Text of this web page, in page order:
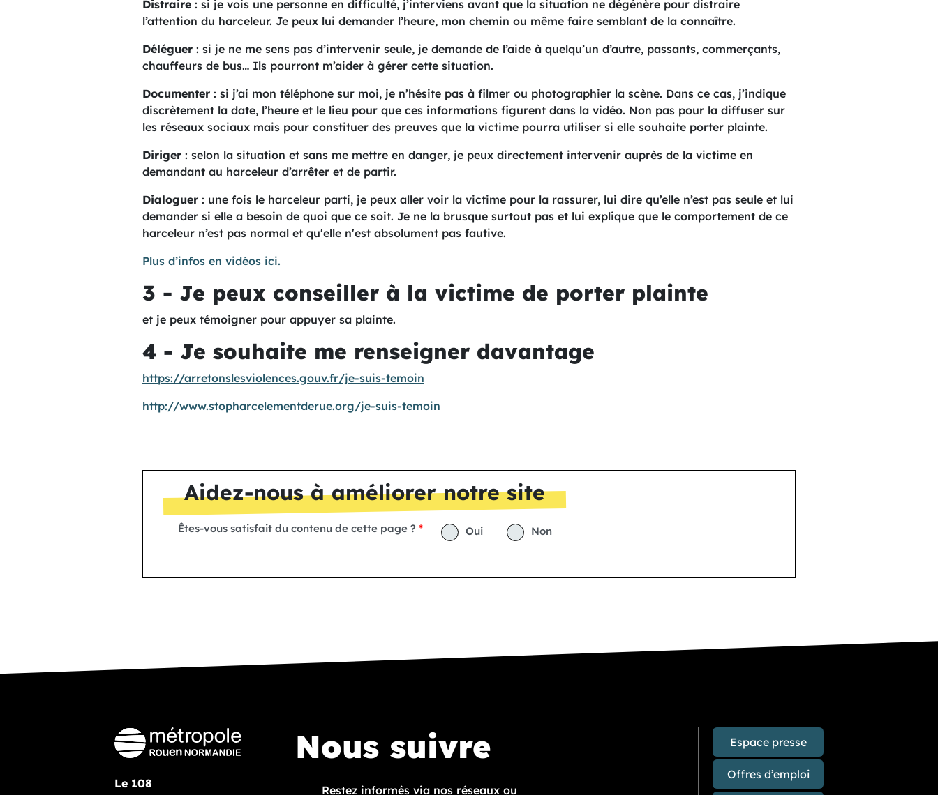
Distraire : si je vois une personne en difficulté, j’interviens avant que la situation ne dégénère pour distraire
l’attention du harceleur. Je peux lui demander l’heure, mon chemin ou même faire semblant de la connaître.
Déléguer : si je ne me sens pas d’intervenir seule, je demande de l’aide à quelqu’un d’autre, passants, commerçants,
chauffeurs de bus… Ils pourront m’aider à gérer cette situation.
Documenter : si j’ai mon téléphone sur moi, je n’hésite pas à filmer ou photographier la scène. Dans ce cas, j’indique
discrètement la date, l’heure et le lieu pour que ces informations figurent dans la vidéo. Non pas pour la diffuser sur
les réseaux sociaux mais pour constituer des preuves que la victime pourra utiliser si elle souhaite porter plainte.
Diriger : selon la situation et sans me mettre en danger, je peux directement intervenir auprès de la victime en
demandant au harceleur d’arrêter et de partir.
Dialoguer : une fois le harceleur parti, je peux aller voir la victime pour la rassurer, lui dire qu’elle n’est pas seule et lui
demander si elle a besoin de quoi que ce soit. Je ne la brusque surtout pas et lui explique que le comportement de ce
harceleur n’est pas normal et qu'elle n'est absolument pas fautive.
Plus d’infos en vidéos ici.
3 - Je peux conseiller à la victime de porter plainte
et je peux témoigner pour appuyer sa plainte.
4 - Je souhaite me renseigner davantage
https://arretonslesviolences.gouv.fr/je-suis-temoin
http://www.stopharcelementderue.org/je-suis-temoin
Aidez-nous à améliorer notre site
Êtes-vous satisfait du contenu de cette page ? Oui Non
Le 108
Nous suivre
Restez informés via nos réseaux ou
Espace presse
Offres d’emploi